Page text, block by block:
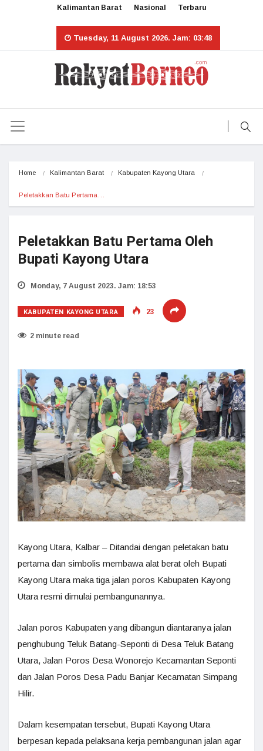
Kalimantan Barat Nasional Terbaru
Tuesday, 11 August 2026. Jam: 03:48
Home Kalimantan Barat Kabupaten Kayong Utara
Peletakkan Batu Pertama…
Peletakkan Batu Pertama Oleh
Bupati Kayong Utara
Monday, 7 August 2023. Jam: 18:53
KABUPATEN KAYONG UTARA 23
2 minute read
Kayong Utara, Kalbar – Ditandai dengan peletakan batu
pertama dan simbolis membawa alat berat oleh Bupati
Kayong Utara maka tiga jalan poros Kabupaten Kayong
Utara resmi dimulai pembangunannya.
Jalan poros Kabupaten yang dibangun diantaranya jalan
penghubung Teluk Batang-Seponti di Desa Teluk Batang
Utara, Jalan Poros Desa Wonorejo Kecamantan Seponti
dan Jalan Poros Desa Padu Banjar Kecamatan Simpang
Hilir.
Dalam kesempatan tersebut, Bupati Kayong Utara
berpesan kepada pelaksana kerja pembangunan jalan agar